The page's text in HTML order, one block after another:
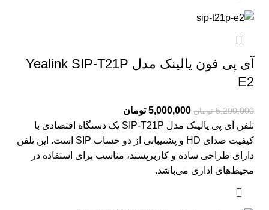
آی پی فون یالینک مدل Yealink SIP-T21P
E2
5,200,000 تومان 5,000,000 تومان
تلفن آی پی یالینک مدل SIP-T21P یک دستگاه اقتصادی با
کیفیت صدای HD و پشتیبانی از دو حساب SIP است. این تلفن
دارای طراحی ساده و کاربرپسند، مناسب برای استفاده در
محیط‌های اداری می‌باشد.